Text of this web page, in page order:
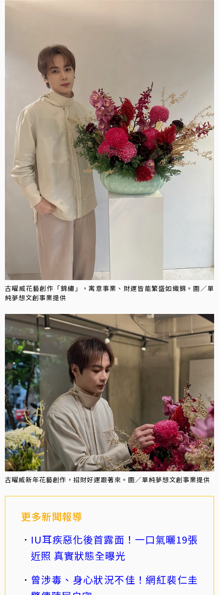
古曜威花藝創作「錦繡」，寓意事業、財運皆能繁盛如織錦。圖／單
純夢想文創事業提供
古曜威新年花藝創作，招財好運跟著來。圖／單純夢想文創事業提供
更多新聞報導
IU耳疾惡化後首露面！一口氣曬19張
近照 真實狀態全曝光
曾涉毒、身心狀況不佳！網紅裴仁圭